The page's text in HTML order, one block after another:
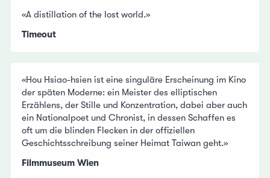
«A distillation of the lost world.»
Timeout
«Hou Hsiao-hsien ist eine singuläre Erscheinung im Kino
der späten Moderne: ein Meister des elliptischen
Erzählens, der Stille und Konzentration, dabei aber auch
ein Nationalpoet und Chronist, in dessen Schaffen es
oft um die blinden Flecken in der offiziellen
Geschichtsschreibung seiner Heimat Taiwan geht.»
Filmmuseum Wien